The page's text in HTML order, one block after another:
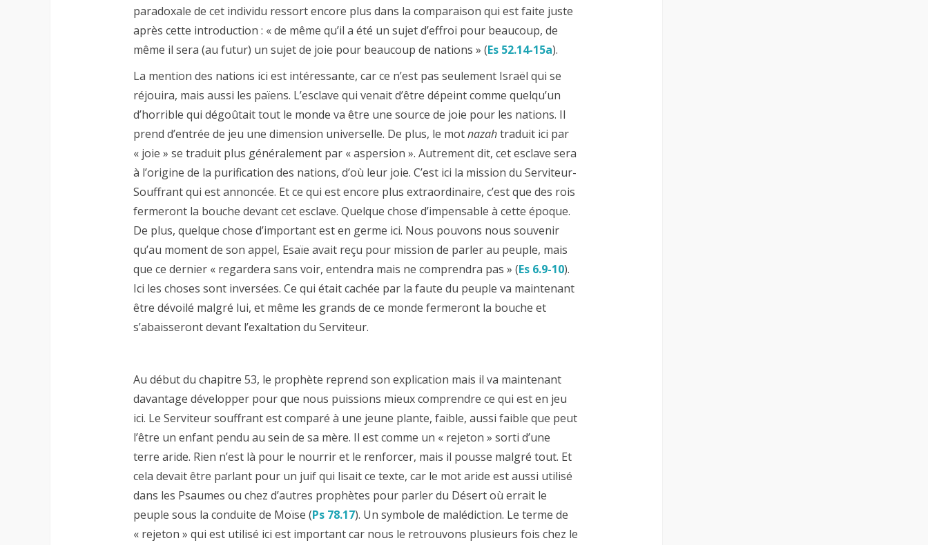
paradoxale de cet individu ressort encore plus dans la comparaison qui est faite juste
après cette introduction : « de même qu’il a été un sujet d’effroi pour beaucoup, de
même il sera (au futur) un sujet de joie pour beaucoup de nations » (Es 52.14-15a).
La mention des nations ici est intéressante, car ce n’est pas seulement Israël qui se
réjouira, mais aussi les païens. L’esclave qui venait d’être dépeint comme quelqu’un
d’horrible qui dégoûtait tout le monde va être une source de joie pour les nations. Il
prend d’entrée de jeu une dimension universelle. De plus, le motnazahtraduit ici par
« joie » se traduit plus généralement par « aspersion ». Autrement dit, cet esclave sera
à l’origine de la purification des nations, d’où leur joie. C’est ici la mission du Serviteur-
Souffrant qui est annoncée. Et ce qui est encore plus extraordinaire, c’est que des rois
fermeront la bouche devant cet esclave. Quelque chose d’impensable à cette époque.
De plus, quelque chose d’important est en germe ici. Nous pouvons nous souvenir
qu’au moment de son appel, Esaïe avait reçu pour mission de parler au peuple, mais
que ce dernier « regardera sans voir, entendra mais ne comprendra pas » (Es 6.9-10).
Ici les choses sont inversées. Ce qui était cachée par la faute du peuple va maintenant
être dévoilé malgré lui, et même les grands de ce monde fermeront la bouche et
s’abaisseront devant l’exaltation du Serviteur.
Au début du chapitre 53, le prophète reprend son explication mais il va maintenant
davantage développer pour que nous puissions mieux comprendre ce qui est en jeu
ici. Le Serviteur souffrant est comparé à une jeune plante, faible, aussi faible que peut
l’être un enfant pendu au sein de sa mère. Il est comme un « rejeton » sorti d’une
terre aride. Rien n’est là pour le nourrir et le renforcer, mais il pousse malgré tout. Et
cela devait être parlant pour un juif qui lisait ce texte, car le mot aride est aussi utilisé
dans les Psaumes ou chez d’autres prophètes pour parler du Désert où errait le
peuple sous la conduite de Moïse (Ps 78.17). Un symbole de malédiction. Le terme de
« rejeton » qui est utilisé ici est important car nous le retrouvons plusieurs fois chez le